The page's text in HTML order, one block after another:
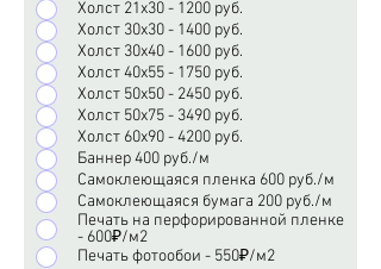
Холст 21х30 - 1200 руб.
Холст 30х30 - 1400 руб.
Холст 30х40 - 1600 руб.
Холст 40х55 - 1750 руб.
Холст 50х50 - 2450 руб.
Холст 50х75 - 3490 руб.
Холст 60х90 - 4200 руб.
Баннер 400 руб./м
Самоклеющаяся пленка 600 руб./м
Самоклеющаяся бумага 200 руб./м
Печать на перфорированной пленке
- 600₽/м2
Печать фотообои - 550₽/м2